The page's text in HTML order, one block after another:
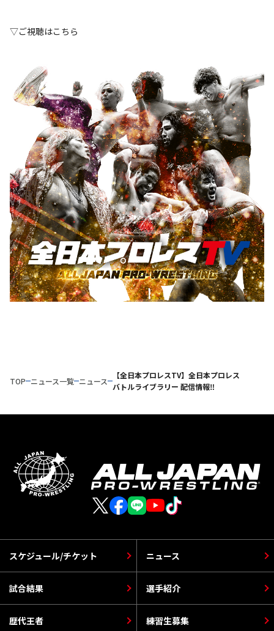
▽ご視聴はこちら
TOP ニュース一覧 ニュース
【全日本プロレスTV】全日本プロレス
バトルライブラリー 配信情報‼
スケジュール/チケット
選手紹介
ニュース
歴代王者
試合結果
練習生募集